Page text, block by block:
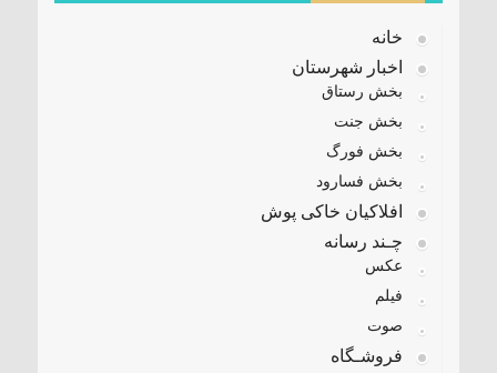
خانه
اخبار شهرستان
بخش رستاق
بخش جنت
بخش فورگ
بخش فسارود
افلاکیان خاکی پوش
چـند رسانه
عکس
فیلم
صوت
فروشـگاه